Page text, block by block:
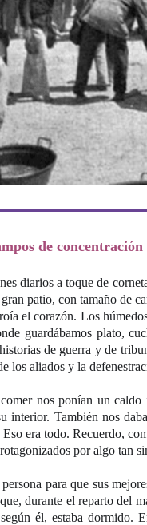
de
diarios a toque de
patio, con tamaño de
el corazón. Los
guardábamos plato,
de guerra y de
los aliados y la
nos ponían un caldo
interior. También nos
era todo. Recuerdo,
por algo tan
para que sus
durante el reparto del
él, estaba dormido.